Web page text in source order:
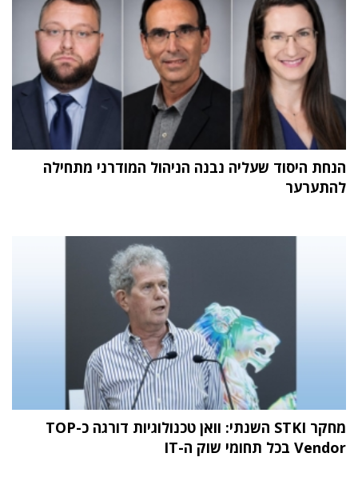
הנחת היסוד שעליה נבנה הניהול המודרני מתחילה
להתערער
מחקר STKI השנתי: וואן טכנולוגיות דורגה כ-TOP
Vendor בכל תחומי שוק ה-IT